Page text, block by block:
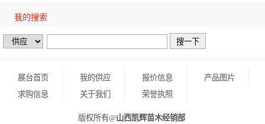
我的搜索
展台首页 我的供应 报价信息
产品图片
求购信息
关于我们 荣誉执照
版权所有@山西凯辉苗木经销部